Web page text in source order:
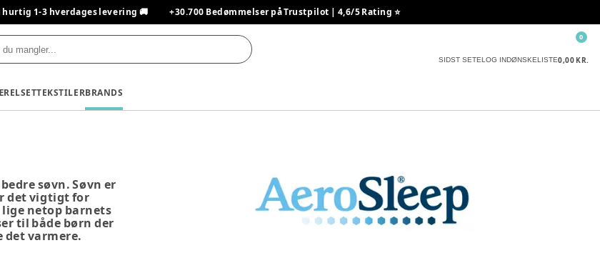
hurtig 1-3 hverdages levering 🚚 +30.700 Bedømmelser på Trustpilot | 4,6/5 Rating ⭐️
SIDST SETELOG INDØNSKELISTE0,00 KR.
0
TEKSTILERBRANDS
søvn. Søvn er
det vigtigt for
lige netop barnets
til både børn der
det varmere.